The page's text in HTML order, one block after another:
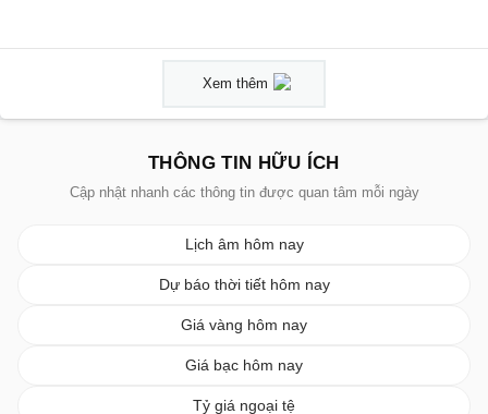
Xem thêm
THÔNG TIN HỮU ÍCH
Cập nhật nhanh các thông tin được quan tâm mỗi ngày
Lịch âm hôm nay
Dự báo thời tiết hôm nay
Giá vàng hôm nay
Giá bạc hôm nay
Tỷ giá ngoại tệ